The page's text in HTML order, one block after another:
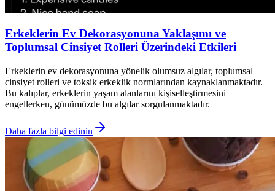
Erkeklerin Ev Dekorasyonuna Yaklaşımı ve
Toplumsal Cinsiyet Rolleri Üzerindeki Etkileri
Erkeklerin ev dekorasyonuna yönelik olumsuz algılar, toplumsal
cinsiyet rolleri ve toksik erkeklik normlarından kaynaklanmaktadır.
Bu kalıplar, erkeklerin yaşam alanlarını kişiselleştirmesini
engellerken, günümüzde bu algılar sorgulanmaktadır.
Daha fazla bilgi edinin